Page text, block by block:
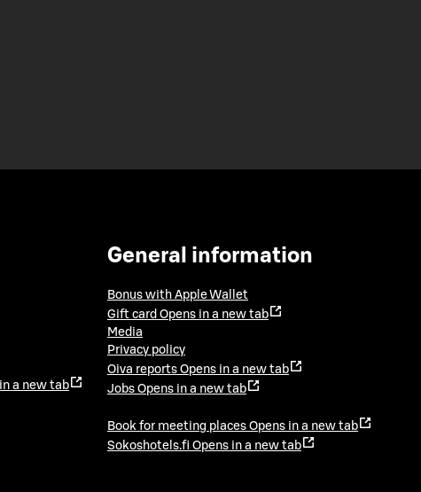
a new tab
General information
Bonus with Apple Wallet
Gift card Opens in a new tab
Media
Privacy policy
Oiva reports Opens in a new tab
Jobs Opens in a new tab
Book for meeting places Opens in a new tab
Sokoshotels.fi Opens in a new tab